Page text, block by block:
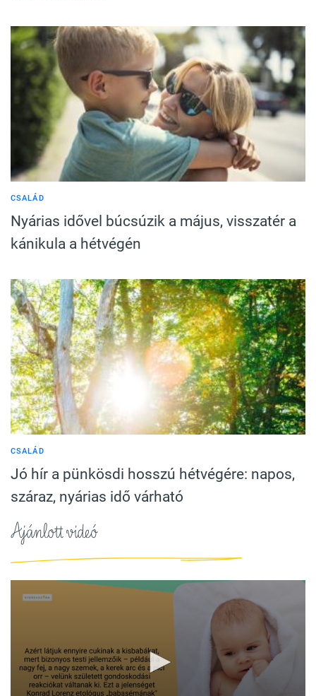
CSALÁD
Nyárias idővel búcsúzik a május, visszatér a
kánikula a hétvégén
CSALÁD
Jó hír a pünkösdi hosszú hétvégére: napos,
száraz, nyárias idő várható
Ajánlott videó